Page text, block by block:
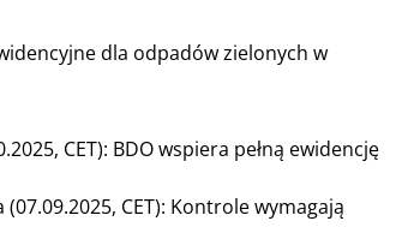
dla odpadów zielonych w
CET): BDO wspiera pełną ewidencję
CET): Kontrole wymagają